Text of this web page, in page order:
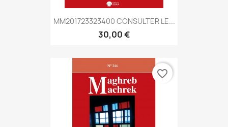
MM201723323400 CONSULTER LE...
30,00 €
favorite_border